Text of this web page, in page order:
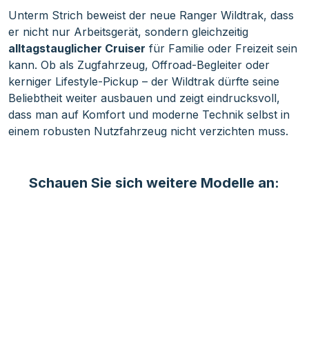
Unterm Strich beweist der neue Ranger Wildtrak, dass
er nicht nur Arbeitsgerät, sondern gleichzeitig
alltagstauglicher Cruiser für Familie oder Freizeit sein
kann. Ob als Zugfahrzeug, Offroad-Begleiter oder
kerniger Lifestyle-Pickup – der Wildtrak dürfte seine
Beliebtheit weiter ausbauen und zeigt eindrucksvoll,
dass man auf Komfort und moderne Technik selbst in
einem robusten Nutzfahrzeug nicht verzichten muss.
Schauen Sie sich weitere Modelle an: